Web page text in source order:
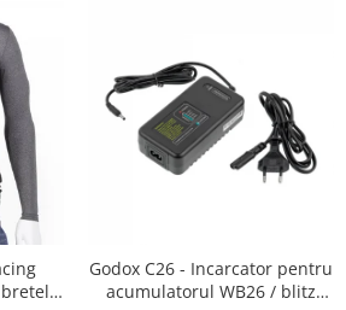
Godox C26 - Incarcator pentru
acumulatorul WB26 / blitz